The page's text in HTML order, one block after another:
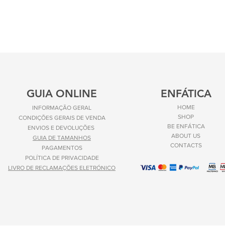
GUIA ONLINE
INFORMAÇÃO GERAL
CONDIÇÕES GERAIS DE VENDA
ENVIOS E DEVOLUÇÕES
GUIA DE TAMANHOS
PAGAMENTOS
POLÍTICA DE PRIVACIDADE
LIVRO DE RECLAMAÇÕES ELETRÓNICO
ENFÁTICA
HOME
SHOP
BE ENFÁTICA
ABOUT US
CONTACTS